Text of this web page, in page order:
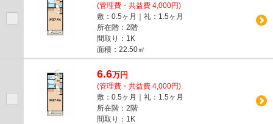
(管理費・共益費 4,000円)
敷：0.5ヶ月｜礼：1.5ヶ月
所在階：2階
間取り：1K
面積：22.50㎡
6.6万円
(管理費・共益費 4,000円)
敷：0.5ヶ月｜礼：1.5ヶ月
所在階：2階
間取り：1K